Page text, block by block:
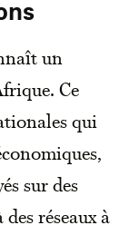
un
Ce
qui
sur des
réseaux à